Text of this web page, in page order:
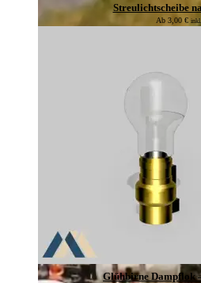
Streulichtscheibe
Ab 3,00 €
Glühbirne Dampflok